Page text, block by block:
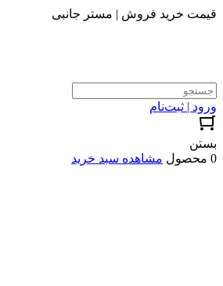
قیمت خرید فروش | مستر جانبی
ورود | ثبت‌نام
بستن
0 محصول
مشاهده سبد خرید